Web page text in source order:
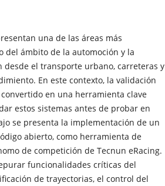
una de las áreas más
del ámbito de la automoción y la
desde el transporte urbano, carreteras y
En este contexto, la validación
en una herramienta clave
estos sistemas antes de probar en
se presenta la implementación de un
abierto, como herramienta de
de competición de Tecnun eRacing.
funcionalidades críticas del
de trayectorias, el control del